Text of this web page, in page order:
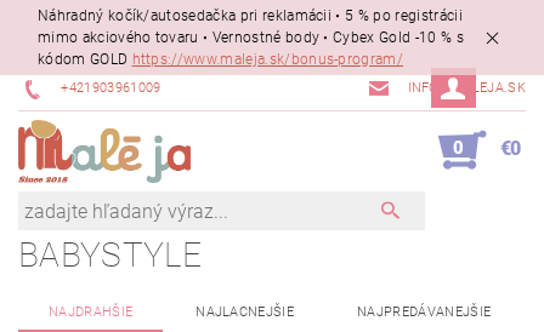
Náhradný kočík/autosedačka pri reklamácii • 5 % po registrácii
mimo akciového tovaru • Vernostné body • Cybex Gold -10 % s
kódom GOLD https://www.maleja.sk/bonus-program/
+421903961009 INFO@MALEJA.SK
0 €0
BABYSTYLE
NAJDRAHŠIE NAJLACNEJŠIE NAJPREDÁVANEJŠIE